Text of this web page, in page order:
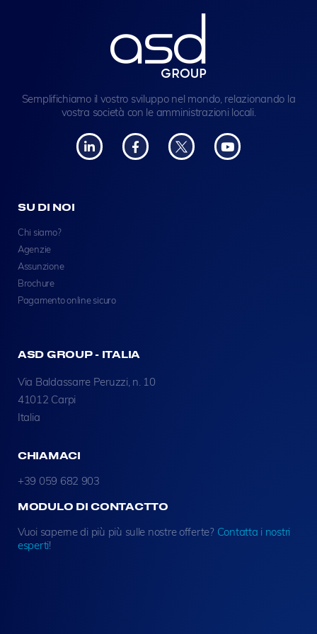
Semplifichiamo il vostro sviluppo nel mondo, relazionando la
vostra società con le amministrazioni locali.
SU DI NOI
Chi siamo?
Agenzie
Assunzione
Brochure
Pagamento online sicuro
ASD GROUP - ITALIA
Via Baldassarre Peruzzi, n. 10
41012 Carpi
Italia
CHIAMACI
+39 059 682 903
MODULO DI CONTACTTO
Vuoi saperne di più più sulle nostre offerte? Contatta i nostri
esperti!